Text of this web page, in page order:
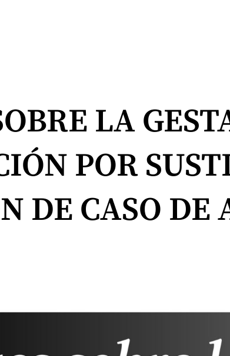
LA
POR
DE CASO DE